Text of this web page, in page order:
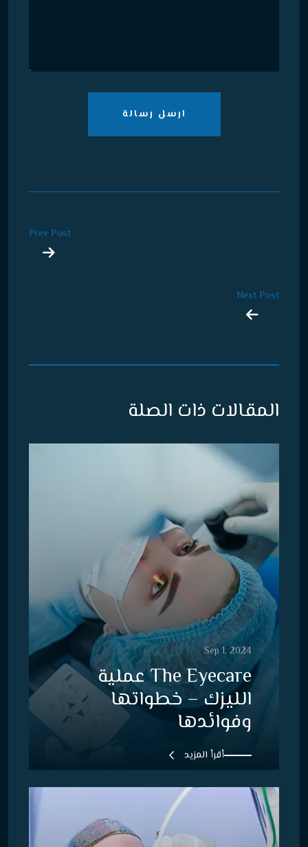
ارسل رسالة
Prev Post
Next Post
المقالات ذات الصلة
Sep 1, 2024
The Eyecare عملية
الليزك – خطواتها
وفوائدها
أقرأ المزيد